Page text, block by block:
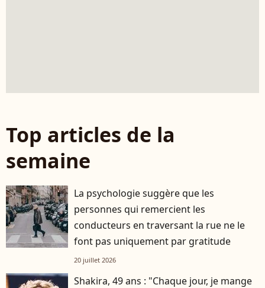
Top articles de la
semaine
La psychologie suggère que les
personnes qui remercient les
conducteurs en traversant la rue ne le
font pas uniquement par gratitude
20 juillet 2026
Shakira, 49 ans : "Chaque jour, je mange